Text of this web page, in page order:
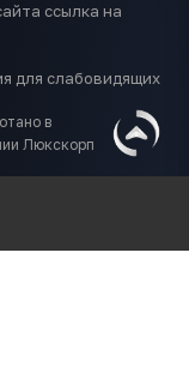
ссылка на
для слабовидящих
в
Люкскорп